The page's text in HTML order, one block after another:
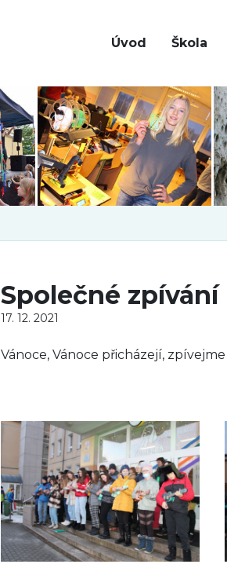
Úvod Škola
Společné zpívání
17. 12. 2021
Vánoce, Vánoce přicházejí,